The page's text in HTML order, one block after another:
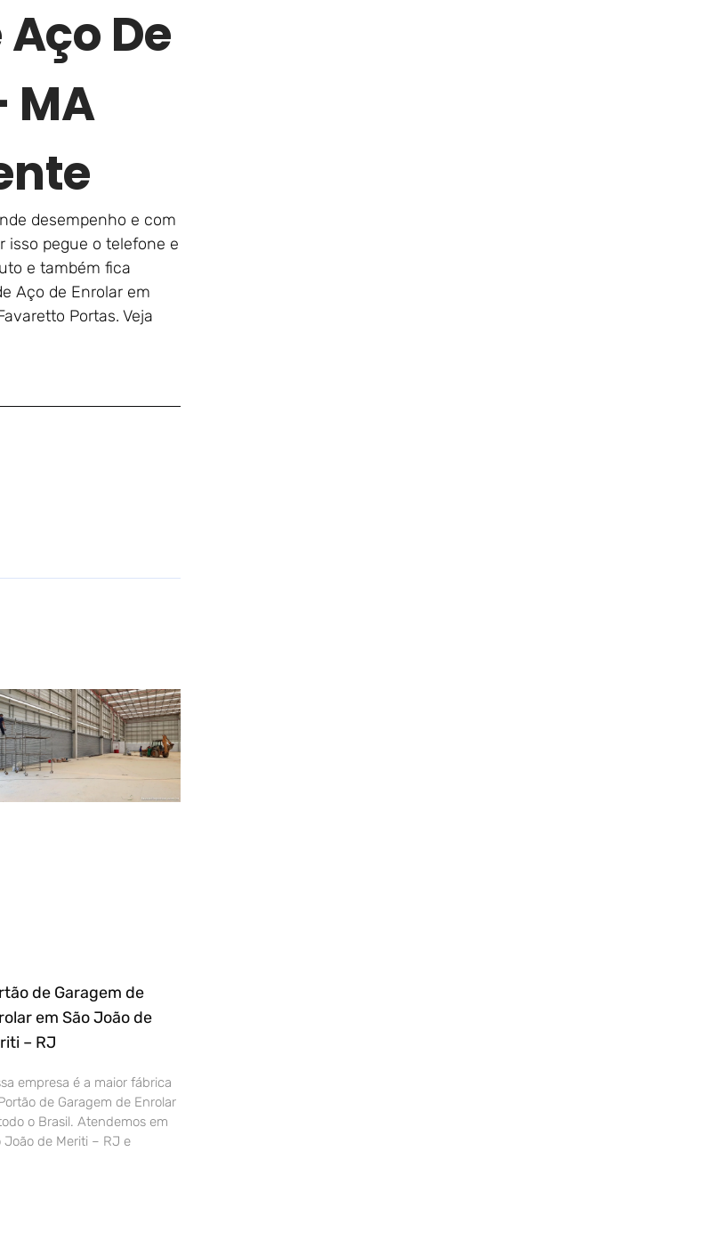
De
MA
desempenho e com
isso pegue o telefone e
e também fica
Aço de Enrolar em
Portas. Veja
de Garagem de
em São João de
– RJ
empresa é a maior fábrica
de Garagem de Enrolar
o Brasil. Atendemos em
João de Meriti – RJ e